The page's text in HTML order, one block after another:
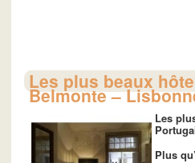
Les plus beaux
Belmonte –
Les
Plus